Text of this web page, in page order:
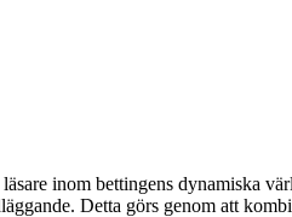
inom bettingens dynamiska
Detta görs genom att